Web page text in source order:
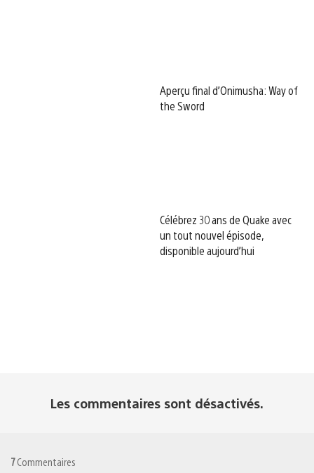
Aperçu final d’Onimusha: Way of
the Sword
Célébrez 30 ans de Quake avec
un tout nouvel épisode,
disponible aujourd’hui
Les commentaires sont désactivés.
7Commentaires